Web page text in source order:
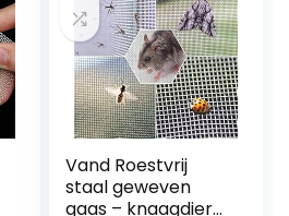
Vand Roestvrij
staal geweven
gaas – knaagdier